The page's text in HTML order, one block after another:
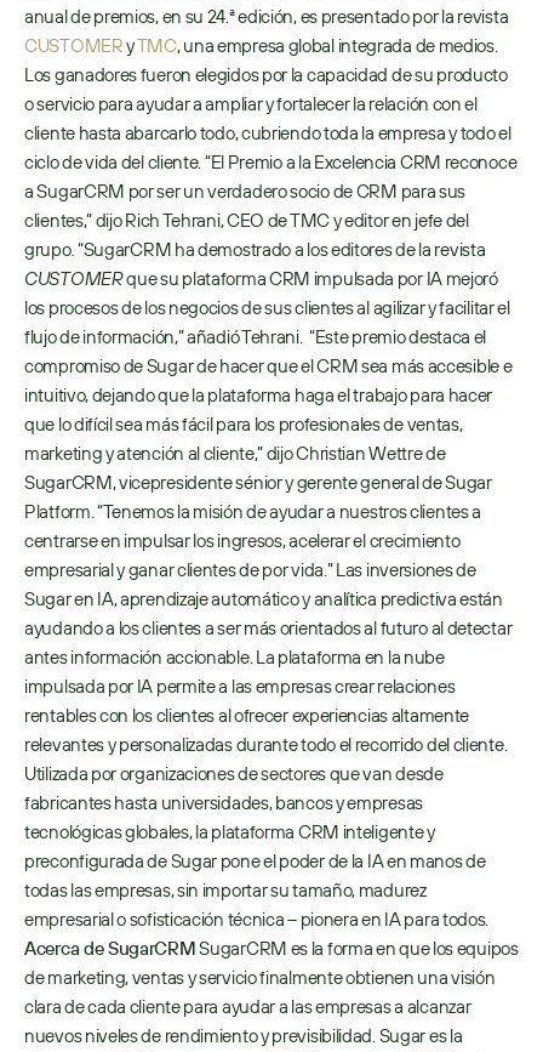
CUSTOMER y TMC, una empresa global integrada de medios.
Los ganadores fueron elegidos por la capacidad de su producto
o servicio para ayudar a ampliar y fortalecer la relación con el
cliente hasta abarcarlo todo, cubriendo toda la empresa y todo el
ciclo de vida del cliente. “El Premio a la Excelencia CRM reconoce
a SugarCRM por ser un verdadero socio de CRM para sus
clientes,” dijo Rich Tehrani, CEO de TMC y editor en jefe del
grupo.
CUSTOMER que su plataforma CRM impulsada por IA mejoró
los procesos de los negocios de sus clientes al agilizar y facilitar el
flujo de información,” añadió Tehrani.  “Este premio destaca el
compromiso de Sugar de hacer que el CRM sea más accesible e
intuitivo, dejando que la plataforma haga el trabajo para hacer
que lo difícil sea más fácil para los profesionales de ventas,
marketing y atención al cliente,” dijo Christian Wettre de
SugarCRM, vicepresidente sénior y gerente general de Sugar
Platform. “Tenemos la misión de ayudar a nuestros clientes a
centrarse en impulsar los ingresos, acelerar el crecimiento
empresarial y ganar clientes de por vida.” Las inversiones de
Sugar en IA, aprendizaje automático y analítica predictiva están
ayudando a los clientes a ser más orientados al futuro al detectar
antes información accionable. La plataforma en la nube
impulsada por IA permite a las empresas crear relaciones
rentables con los clientes al ofrecer experiencias altamente
relevantes y personalizadas durante todo el recorrido del cliente.
Utilizada por organizaciones de sectores que van desde
fabricantes hasta universidades, bancos y empresas
tecnológicas globales, la plataforma CRM inteligente y
preconfigurada de Sugar pone el poder de la IA en manos de
todas las empresas, sin importar su tamaño, madurez
Acerca de SugarCRM SugarCRM es la forma en que los equipos
de marketing, ventas y servicio finalmente obtienen una visión
clara de cada cliente para ayudar a las empresas a alcanzar
nuevos niveles de rendimiento y previsibilidad. Sugar es la